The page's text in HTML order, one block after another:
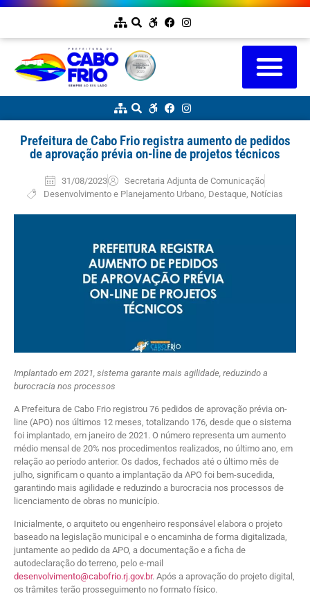
Prefeitura de Cabo Frio registra aumento de pedidos
de aprovação prévia on-line de projetos técnicos
31/08/2023
Secretaria Adjunta de Comunicação
Desenvolvimento e Planejamento Urbano, Destaque, Notícias
Implantado em 2021, sistema garante mais agilidade, reduzindo a
burocracia nos processos
A Prefeitura de Cabo Frio registrou 76 pedidos de aprovação prévia on-
line (APO) nos últimos 12 meses, totalizando 176, desde que o sistema
foi implantado, em janeiro de 2021. O número representa um aumento
médio mensal de 20% nos procedimentos realizados, no último ano, em
relação ao período anterior. Os dados, fechados até o último mês de
julho, significam o quanto a implantação da APO foi bem-sucedida,
garantindo mais agilidade e reduzindo a burocracia nos processos de
licenciamento de obras no município.
Inicialmente, o arquiteto ou engenheiro responsável elabora o projeto
baseado na legislação municipal e o encaminha de forma digitalizada,
juntamente ao pedido da APO, a documentação e a ficha de
autodeclaração do terreno, pelo e-mail
desenvolvimento@cabofrio.rj.gov.br. Após a aprovação do projeto digital,
os trâmites terão prosseguimento no formato físico.